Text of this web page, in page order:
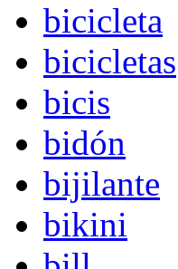
bicicleta
bicicletas
bicis
bidón
bijilante
bikini